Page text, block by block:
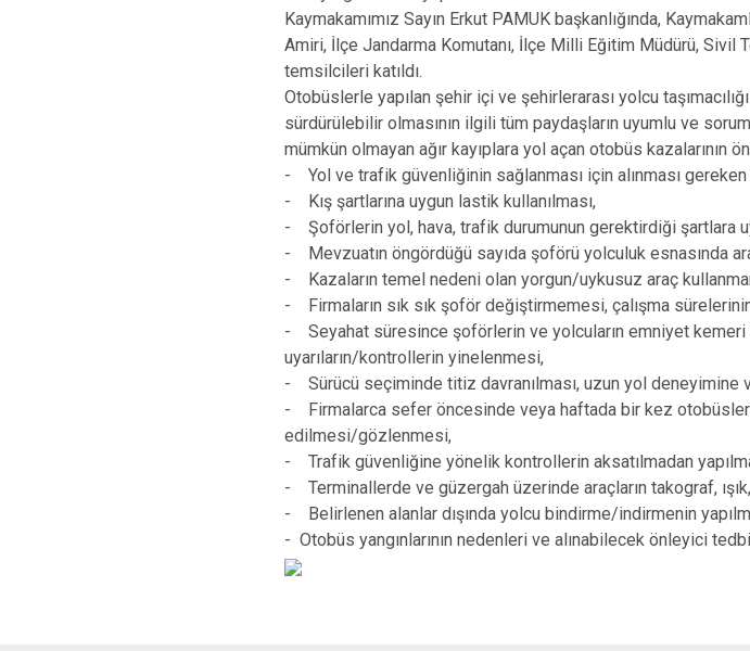
Kaymakamımız Sayın Erkut PAMUK başkanlığında,
Amiri, İlçe Jandarma Komutanı, İlçe Milli Eğitim Müdürü, Sivil
temsilcileri katıldı.
Otobüslerle yapılan şehir içi ve şehirlerarası yolcu
sürdürülebilir olmasının ilgili tüm paydaşların uyumlu ve
mümkün olmayan ağır kayıplara yol açan otobüs kazalarının
- Yol ve trafik güvenliğinin sağlanması için alınması
- Kış şartlarına uygun lastik kullanılması,
- Şoförlerin yol, hava, trafik durumunun gerektirdiği şartlara
- Mevzuatın öngördüğü sayıda şoförü yolculuk esnasında
- Kazaların temel nedeni olan yorgun/uykusuz araç
- Firmaların sık sık şoför değiştirmemesi, çalışma sürelerinin
- Seyahat süresince şoförlerin ve yolcuların emniyet kemeri
uyarıların/kontrollerin yinelenmesi,
- Sürücü seçiminde titiz davranılması, uzun yol deneyimine
- Firmalarca sefer öncesinde veya haftada bir kez
edilmesi/gözlenmesi,
- Trafik güvenliğine yönelik kontrollerin aksatılmadan
- Terminallerde ve güzergah üzerinde araçların takograf,
- Belirlenen alanlar dışında yolcu bindirme/indirmenin
- Otobüs yangınlarının nedenleri ve alınabilecek önleyici